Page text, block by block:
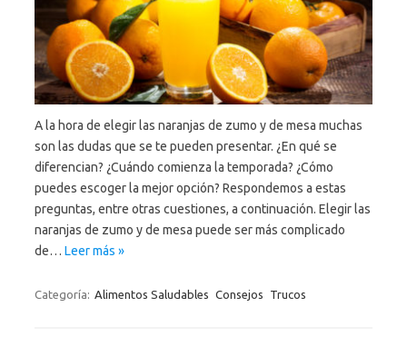
A la hora de elegir las naranjas de zumo y de mesa muchas
son las dudas que se te pueden presentar. ¿En qué se
diferencian? ¿Cuándo comienza la temporada? ¿Cómo
puedes escoger la mejor opción? Respondemos a estas
preguntas, entre otras cuestiones, a continuación. Elegir las
naranjas de zumo y de mesa puede ser más complicado
de… Leer más »
Categoría: Alimentos Saludables Consejos Trucos